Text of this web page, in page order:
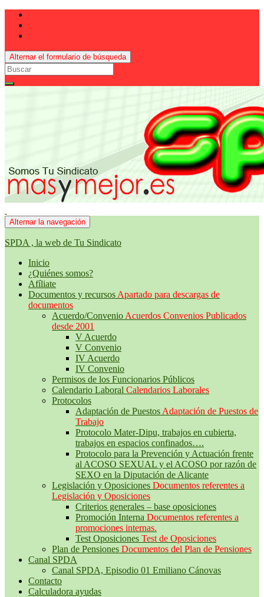
Alternar el formulario de búsqueda
Search
for:
Alternar la navegación
SPDA , la web de Tu Sindicato
Inicio
¿Quiénes somos?
Afíliate
Documentos y recursos Apartado para descargas de
documentos
Acuerdo/Convenio Acuerdos Convenios Publicados
desde 2001
V Acuerdo
V Convenio
IV Acuerdo
IV Convenio
Permisos de los Funcionarios Públicos
Calendario Laboral Calendarios Laborales
Protocolos
Adaptación de Puestos Adaptación de Puestos de
Trabajo
Protocolo Mater-Dipu, trabajos en cubierta,
trabajos en espacios confinados….
Protocolo para la Prevención y Actuación frente
al ACOSO SEXUAL y el ACOSO por razón de
SEXO en la Diputación de Alicante
Legislación y Oposiciones Documentos referentes a
Legislación y Oposiciones
Criterios generales – base oposiciones
Promoción Interna Documentos referentes a
promociones internas.
Test Oposiciones Test de Oposiciones
Plan de Pensiones Documentos del Plan de Pensiones
Canal SPDA
Canal SPDA, Episodio 01 Emiliano Cánovas
Contacto
Calculadora ayudas